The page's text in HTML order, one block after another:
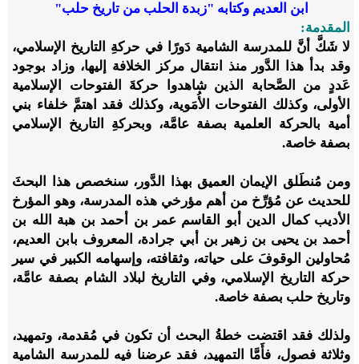
ابن العديم وكتابه "زبدة الحلب من تاريخ حلب"
المقدمة:
لا شَكَّ أنَّ للمدرسة الشامية دَورًا في حركةِ التاريخ الإسلامي،
وقد بدأ هذا الدَّور منذ انتقال مركز الخلافة إليها، وزاد بوجود
عَددٍ من الصَّحابة الذين شاهدوا حركةَ الفتوحات الإسلامية
الأولى، وكذلك الفتوحات الأُمَوية، وكذلك فقد اهتمَّ خلفاء بني
أمية بالحركة العلمية بصفة عامَّة، وبحركةِ التاريخ الإسلامي
بصفة خاصة.
ومن مُنطَلق الإيمان العميق بهذا الدَّور، سنخصص هذا البحثَ
للحديث عن مُؤرِّخ من أهم مؤرخي هذه المدرسة، وهو المؤرخ
الأديب كمال الدين أبو القاسم عمر بن أحمد بن هبة الله بن
أحمد بن يحيى بن زهير بن أبي جرادة، المعروف بابن العديم،
مُحاولين الوقوفَ على حياته، وثقافته، وإسهامه الكبير في سير
حركة التاريخ الإسلامي، وفي التاريخ لبلاد الشام بصفة عامَّة،
وتاريخ حلب بصفة خاصة.
ولذلك فقد اقتضت خطةُ البحث أن تكون في مُقدمة، وتمهيد،
وثلاثة فصول، فأَمَّا التمهيد، فقد عرضنا فيه للمدرسة الشامية